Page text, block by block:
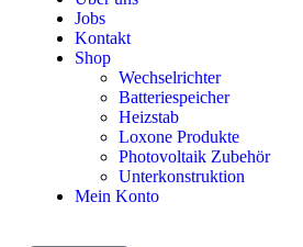
Jobs
Kontakt
Shop
Wechselrichter
Batteriespeicher
Heizstab
Loxone Produkte
Photovoltaik Zubehör
Unterkonstruktion
Mein Konto